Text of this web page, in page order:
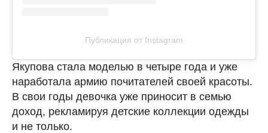
Публикация от Instagram
Якупова стала моделью в четыре года и уже
наработала армию почитателей своей красоты.
В свои годы девочка уже приносит в семью
доход, рекламируя детские коллекции одежды
и не только.